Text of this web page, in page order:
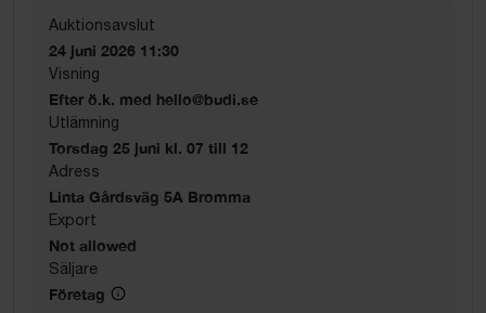
Auktionsavslut
24 juni 2026 11:30
Visning
Efter ö.k. med hello@budi.se
Utlämning
Torsdag 25 juni kl. 07 till 12
Adress
Linta Gårdsväg 5A Bromma
Export
Not allowed
Säljare
Företag